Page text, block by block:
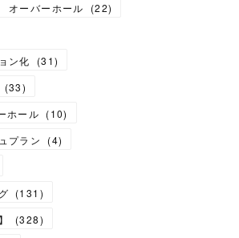
オーバーホール
(22)
ン化
(31)
(33)
ホール (10)
プラン
(4)
(131 )
(328)